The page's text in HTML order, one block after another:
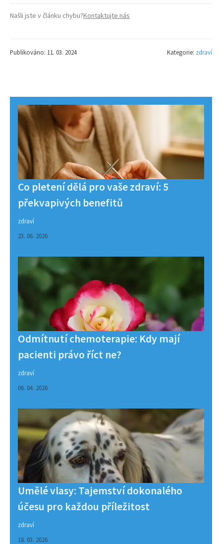
Našli jste v článku chybu?Kontaktujte nás
Publikováno: 11. 03. 2024 Kategorie: zdraví
Co pletení dělá pro vaše zdraví: 5
překvapivých benefitů
zdraví
23. 06. 2026
Odmítnutí chemoterapie: Kdy mají
pacienti právo říct ne?
zdraví
06. 04. 2026
Umělé vlasy: Tajemství dokonalého
účesu pro každou příležitost
zdraví
18. 03. 2026